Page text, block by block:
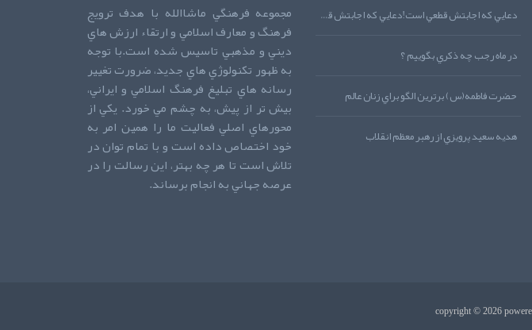
مجموعه فرهنگي ماشاالله با هدف ترويج
فرهنگ و معارف اسلامي و ارتقاء ارزش هاي
ديني و مذهبي تاسيس شده است.با توجه
به ظهور تکنولوژي هاي جديد، ضرورت تغيير
رسانه هاي تبليغ فرهنگ اسلامي و ايراني،
بيش تر از پيش، به چشم مي خورد. يکي از
محورهاي اصلي فعاليت ما را همين امر به
خود اختصاص داده است و با تمام توان در
تلاش است تا هر چه بهتر، اين رسالت را در
عرصه جهاني به انجام برساند.
دعايي که اجابتش قطعي است!دعايي که اجابتش قطعي است!دعايي که اجابتش قطعي است!
در ماه رجب چه ذکري بگوييم ؟
حضرت فاطمه(س) برترين الگو براي زنان عالم
هديه‌‌ سعيد پرويزي از رهبر معظم انقلاب
copyright © 2026